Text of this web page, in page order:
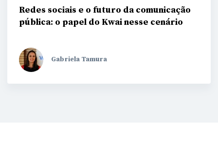
Redes sociais e o futuro da comunicação
pública: o papel do Kwai nesse cenário
Gabriela Tamura